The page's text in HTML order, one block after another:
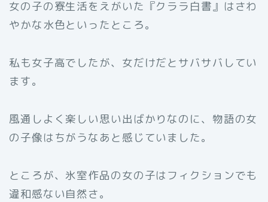
女の子の寮生活をえがいた『クララ白書』はさわ
やかな水色といったところ。
私も女子高でしたが、女だけだとサバサバしてい
ます。
風通しよく楽しい思い出ばかりなのに、物語の女
の子像はちがうなあと感じていました。
ところが、氷室作品の女の子はフィクションでも
違和感ない自然さ。